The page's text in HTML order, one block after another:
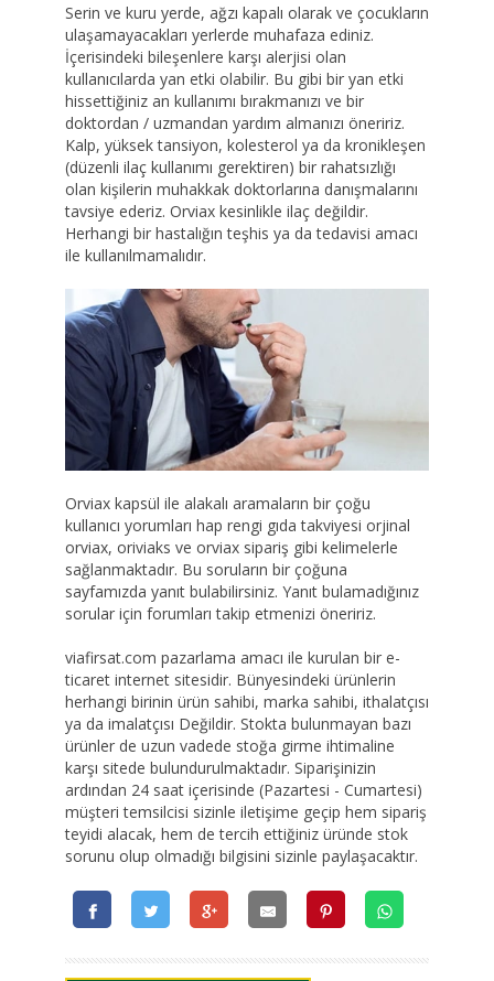
Serin ve kuru yerde, ağzı kapalı olarak ve çocukların
ulaşamayacakları yerlerde muhafaza ediniz.
İçerisindeki bileşenlere karşı alerjisi olan
kullanıcılarda yan etki olabilir. Bu gibi bir yan etki
hissettiğiniz an kullanımı bırakmanızı ve bir
doktordan / uzmandan yardım almanızı öneririz.
Kalp, yüksek tansiyon, kolesterol ya da kronikleşen
(düzenli ilaç kullanımı gerektiren) bir rahatsızlığı
olan kişilerin muhakkak doktorlarına danışmalarını
tavsiye ederiz. Orviax kesinlikle ilaç değildir.
Herhangi bir hastalığın teşhis ya da tedavisi amacı
ile kullanılmamalıdır.
Orviax kapsül ile alakalı aramaların bir çoğu
kullanıcı yorumları hap rengi gıda takviyesi orjinal
orviax, oriviaks ve orviax sipariş gibi kelimelerle
sağlanmaktadır. Bu soruların bir çoğuna
sayfamızda yanıt bulabilirsiniz. Yanıt bulamadığınız
sorular için forumları takip etmenizi öneririz.
viafirsat.com pazarlama amacı ile kurulan bir e-
ticaret internet sitesidir. Bünyesindeki ürünlerin
herhangi birinin ürün sahibi, marka sahibi, ithalatçısı
ya da imalatçısı Değildir. Stokta bulunmayan bazı
ürünler de uzun vadede stoğa girme ihtimaline
karşı sitede bulundurulmaktadır. Siparişinizin
ardından 24 saat içerisinde (Pazartesi - Cumartesi)
müşteri temsilcisi sizinle iletişime geçip hem sipariş
teyidi alacak, hem de tercih ettiğiniz üründe stok
sorunu olup olmadığı bilgisini sizinle paylaşacaktır.